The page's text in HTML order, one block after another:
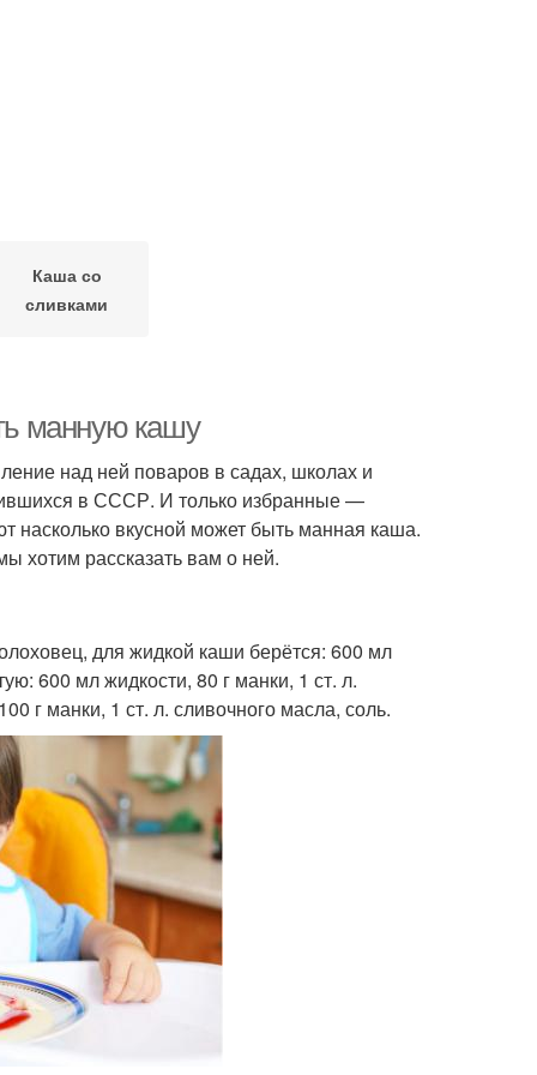
Каша со
сливками
манную кашу
над ней поваров в садах, школах и
в СССР. И только избранные —
насколько вкусной может быть манная каша.
хотим рассказать вам о ней.
для жидкой каши берётся: 600 мл
600 мл жидкости, 80 г манки, 1 ст. л.
г манки, 1 ст. л. сливочного масла, соль.